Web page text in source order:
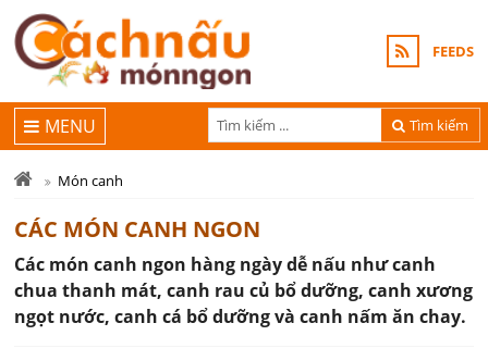
FEEDS
Tìm kiếm
MENU
Món canh
CÁC MÓN CANH NGON
Các món canh ngon hàng ngày dễ nấu như canh
chua thanh mát, canh rau củ bổ dưỡng, canh xương
ngọt nước, canh cá bổ dưỡng và canh nấm ăn chay.